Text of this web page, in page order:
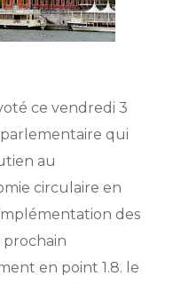
ce vendredi 3
qui
au
circulaire en
des
prochain
en point 1.8. le